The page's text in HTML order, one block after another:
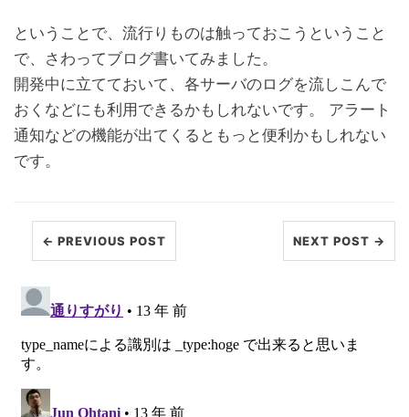
ということで、流行りものは触っておこうということ
で、さわってブログ書いてみました。
開発中に立てておいて、各サーバのログを流しこんで
おくなどにも利用できるかもしれないです。 アラート
通知などの機能が出てくるともっと便利かもしれない
です。
← PREVIOUS POST NEXT POST →